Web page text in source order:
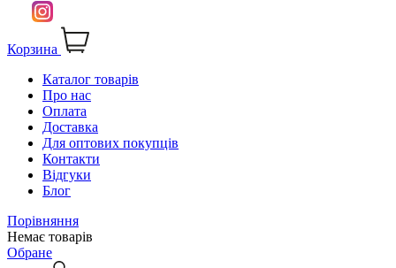
Корзина
Каталог товарів
Про нас
Оплата
Доставка
Для оптових покупців
Контакти
Відгуки
Блог
Порівняння
Немає товарів
Обране